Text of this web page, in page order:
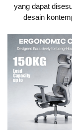
yang dapat
desain